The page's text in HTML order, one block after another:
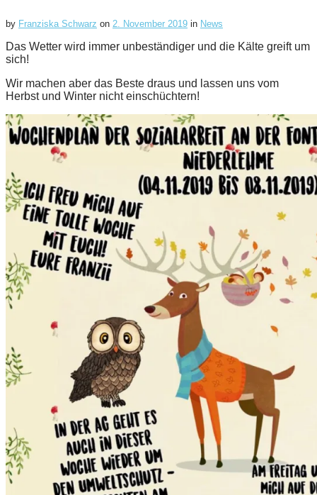
by Franziska Schwarz on 2. November 2019 in News
Das Wetter wird immer unbeständiger und die Kälte greift um
sich!
Wir machen aber das Beste draus und lassen uns vom
Herbst und Winter nicht einschüchtern!